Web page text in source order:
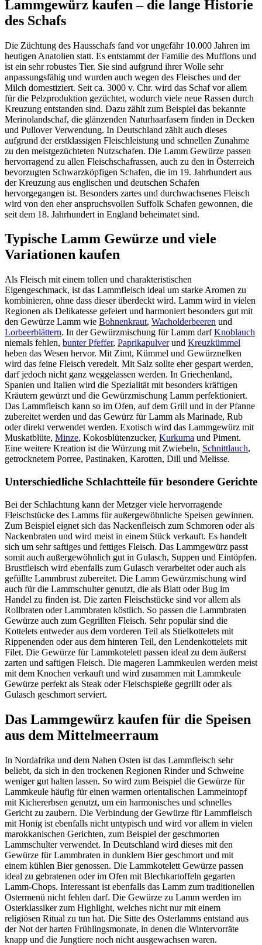
Lammgewürz kaufen – die lange Historie
des Schafs
Die Züchtung des Hausschafs fand vor ungefähr 10.000 Jahren im
heutigen Anatolien statt. Es entstammt der Familie des Mufflons und
ist ein sehr robustes Tier. Sie sind aufgrund ihrer Wolle sehr
anpassungsfähig und wurden auch wegen des Fleisches und der
Milch domestiziert. Seit ca. 3000 v. Chr. wird das Schaf vor allem
für die Pelzproduktion gezüchtet, wodurch viele neue Rassen durch
Kreuzung entstanden sind. Dazu zählt zum Beispiel das bekannte
Merinolandschaf, die glänzenden Naturhaarfasern finden in Decken
und Pullover Verwendung. In Deutschland zählt auch dieses
aufgrund der erstklassigen Fleischleistung und schnellen Zunahme
zu den meistgezüchteten Nutzschafen. Die Lamm Gewürze passen
hervorragend zu allen Fleischschafrassen, auch zu den in Österreich
bevorzugten Schwarzköpfigen Schafen, die im 19. Jahrhundert aus
der Kreuzung aus englischen und deutschen Schafen
hervorgegangen ist. Besonders zartes und durchwachsenes Fleisch
wird von den eher anspruchsvollen Suffolk Schafen gewonnen, die
seit dem 18. Jahrhundert in England beheimatet sind.
Typische Lamm Gewürze und viele
Variationen kaufen
Als Fleisch mit einem tollen und charakteristischen
Eigengeschmack, ist das Lammfleisch ideal um starke Aromen zu
kombinieren, ohne dass dieser überdeckt wird. Lamm wird in vielen
Regionen als Delikatesse gefeiert und harmoniert besonders gut mit
den Gewürze Lamm wie Bohnenkraut, Wacholderbeeren und
Lorbeerblättern. In der Gewürzmischung für Lamm darfKnoblauch
niemals fehlen, bunter Pfeffer, Paprikapulverund Kreuzkümmel
heben das Wesen hervor. Mit Zimt, Kümmel und Gewürznelken
wird das feine Fleisch veredelt. Mit Salz sollte eher gespart werden,
darf jedoch nicht ganz weggelassen werden. In Griechenland,
Spanien und Italien wird die Spezialität mit besonders kräftigen
Kräutern gewürzt und die Gewürzmischung Lamm perfektioniert.
Das Lammfleisch kann so im Ofen, auf dem Grill und in der Pfanne
zubereitet werden und das Gewürz für Lamm als Marinade, Rub
oder direkt verwendet werden. Exotisch wird das Lammgewürz mit
Muskatblüte, Minze, Kokosblütenzucker, Kurkuma und Piment.
Eine weitere Kreation ist die Würzung mit Zwiebeln, Schnittlauch,
getrocknetem Porree, Pastinaken, Karotten, Dill und Melisse.
Unterschiedliche Schlachtteile für besondere Gerichte
Bei der Schlachtung kann der Metzger viele hervorragende
Fleischstücke des Lamms für außergewöhnliche Speisen gewinnen.
Zum Beispiel eignet sich das Nackenfleisch zum Schmoren oder als
Nackenbraten und wird meist in einem Stück verkauft. Es handelt
sich um sehr saftiges und fettiges Fleisch. Das Lammgewürz passt
somit auch außergewöhnlich gut in Gulasch, Suppen und Eintöpfen.
Brustfleisch wird ebenfalls zum Gulasch verarbeitet oder auch als
gefüllte Lammbrust zubereitet. Die Lamm Gewürzmischung wird
auch für die Lammschulter genutzt, die als Blatt oder Bug im
Handel zu finden ist. Die zarten Fleischstücke sind vor allem als
Rollbraten oder Lammbraten köstlich. So passen die Lammbraten
Gewürze auch zum Gegrillten Fleisch. Sehr populär sind die
Kottelets entweder aus dem vorderen Teil als Stielkottelets mit
Rippenenden oder aus dem hinteren Teil, den Lendenkottelets mit
Filet. Die Gewürze für Lammkotelett passen ideal zu dem äußerst
zarten und saftigen Fleisch. Die mageren Lammkeulen werden meist
mit dem Knochen verkauft und wird zusammen mit Lammkeule
Gewürze perfekt als Steak oder Fleischspieße gegrillt oder als
Gulasch geschmort serviert.
Das Lammgewürz kaufen für die Speisen
aus dem Mittelmeerraum
In Nordafrika und dem Nahen Osten ist das Lammfleisch sehr
beliebt, da sich in den trockenen Regionen Rinder und Schweine
weniger gut halten lassen. So wird zum Beispiel die Gewürze für
Lammkeule häufig für einen warmen orientalischen Lammeintopf
mit Kichererbsen genutzt, um ein harmonisches und schnelles
Gericht zu zaubern. Die Verbindung der Gewürze für Lammfleisch
mit Honig ist ebenfalls nicht untypisch und wird vor allem in vielen
marokkanischen Gerichten, zum Beispiel der geschmorten
Lammschulter verwendet. In Deutschland wird dieses mit den
Gewürze für Lammbraten in dunklem Bier geschmort und mit
einem kühlen Bier genossen. Die Lammkotelett Gewürze passen
ideal zu gebratenen oder im Ofen mit Blechkartoffeln gegarten
Lamm-Chops. Interessant ist ebenfalls das Lamm zum traditionellen
Ostermenü nicht fehlen darf. Die Gewürze zu Lamm werden im
Osterklassiker zum Highlight, welches nicht nur mit einem
religiösen Ritual zu tun hat. Die Sitte des Osterlamms entstand aus
der Not der harten Frühlingsmonate, in denen die Wintervorräte
knapp und die Jungtiere noch nicht ausgewachsen waren.